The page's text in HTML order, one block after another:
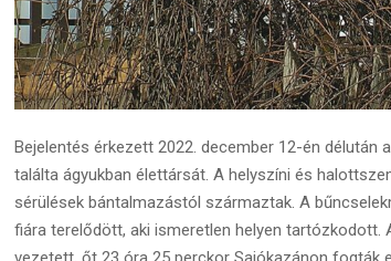
Bejelentés érkezett 2022. december 12-én
találta ágyukban élettársát. A helyszíni és
sérülések bántalmazástól származtak. A
fiára terelődött, aki ismeretlen helyen tartózkodott.